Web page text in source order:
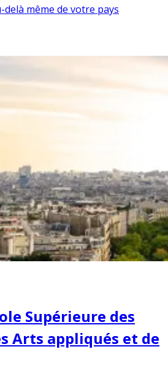
même de votre pays
Supérieure des
Arts appliqués et de